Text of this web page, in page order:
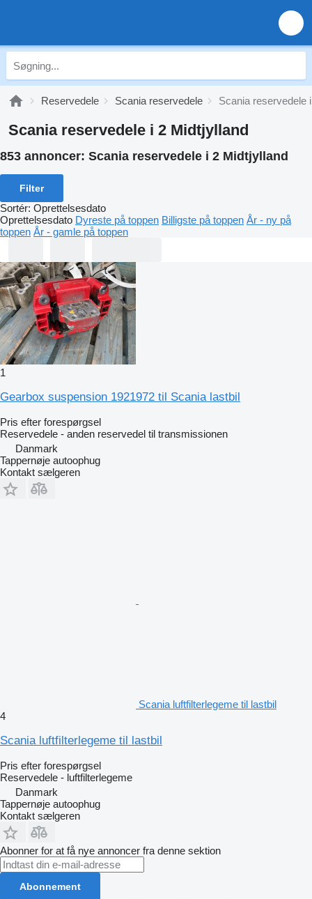
Reservedele Scania reservedele Scania reservedele
Scania reservedele i 2 Midtjylland
853 annoncer: Scania reservedele i 2 Midtjylland
Filter
Sortér: Oprettelsesdato
Oprettelsesdato Dyreste på toppen Billigste på toppen År - ny på
toppen År - gamle på toppen
1
Gearbox suspension 1921972 til Scania lastbil
Pris efter forespørgsel
Reservedele - anden reservedel til transmissionen
Danmark
Tappernøje autoophug
Kontakt sælgeren
Scania luftfilterlegeme til lastbil
4
Scania luftfilterlegeme til lastbil
Pris efter forespørgsel
Reservedele - luftfilterlegeme
Danmark
Tappernøje autoophug
Kontakt sælgeren
Abonner for at få nye annoncer fra denne sektion
Abonnement